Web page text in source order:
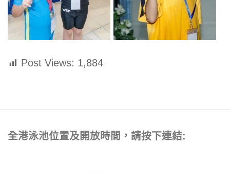
Post Views: 1,884
全港泳池位置及開放時間，請按下連結: